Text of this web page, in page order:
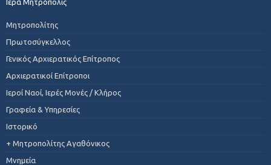
Μητροπολίτης
Πρωτοσύγκελλος
Γενικός Αρχιερατικός Επίτροπος
Αρχιερατικοί Επίτροποι
Ιεροί Ναοί, Ιερές Μονές / Κλήρος
Γραφεία & Υπηρεσίες
Ιστορικό
+ Μητροπολίτης Αγαθόνικος
Μνημεία